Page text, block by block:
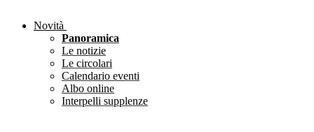
Novità
Panoramica
Le notizie
Le circolari
Calendario eventi
Albo online
Interpelli supplenze